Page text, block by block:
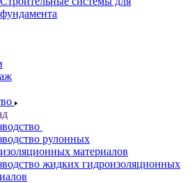
фундамента
рулонных
материалов
жидких гидроизоляционных